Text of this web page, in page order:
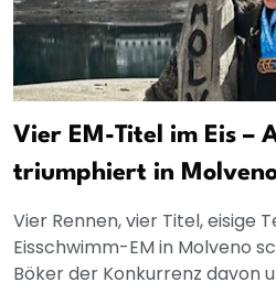
Vier EM-Titel im Eis –
triumphiert in
Vier Rennen, vier Titel, eisige
Eisschwimm-EM in Molveno
Böker der Konkurrenz davon